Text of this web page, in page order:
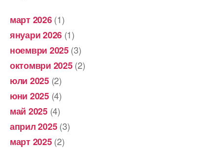
март 2026(1)
януари 2026 (1)
ноември 2025(3)
октомври 2025(2)
юли 2025(2)
юни 2025(4)
май 2025(4)
април 2025(3)
март 2025(2)